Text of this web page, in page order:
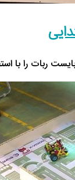
ربات را با